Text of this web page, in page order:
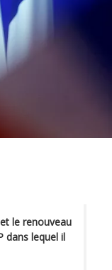
le renouveau
dans lequel il